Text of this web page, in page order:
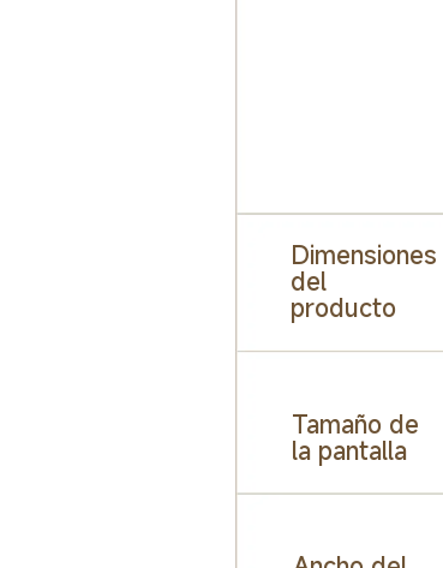
Dimensiones
del
producto
Tamaño de
la pantalla